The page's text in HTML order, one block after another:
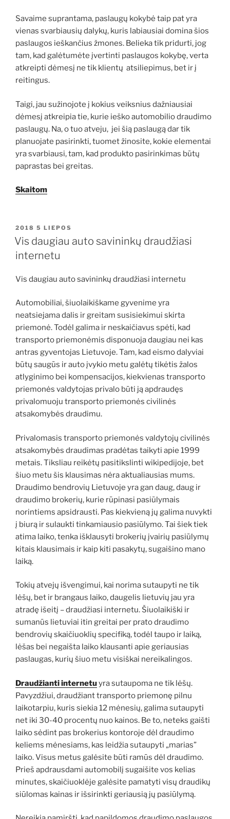
Savaime suprantama, paslaugų kokybė taip pat yra
vienas svarbiausių dalykų, kuris labiausiai domina šios
paslaugos ieškančius žmones. Belieka tik pridurti, jog
tam, kad galėtumėte įvertinti paslaugos kokybę, verta
atkreipti dėmesį ne tik klientų atsiliepimus, bet ir į
reitingus.
Taigi, jau sužinojote į kokius veiksnius dažniausiai
dėmesį atkreipia tie, kurie ieško automobilio draudimo
paslaugų. Na, o tuo atveju, jei šią paslaugą dar tik
planuojate pasirinkti, tuomet žinosite, kokie elementai
yra svarbiausi, tam, kad produkto pasirinkimas būtų
paprastas bei greitas.
Skaitom
PASKELBTA
2018 5 LIEPOS
Vis daugiau auto savininkų draudžiasi
internetu
Vis daugiau auto savininkų draudžiasi internetu
Automobiliai, šiuolaikiškame gyvenime yra
neatsiejama dalis ir greitam susisiekimui skirta
priemonė. Todėl galima ir neskaičiavus spėti, kad
transporto priemonėmis disponuoja daugiau nei kas
antras gyventojas Lietuvoje. Tam, kad eismo dalyviai
būtų saugūs ir auto įvykio metu galėtų tikėtis žalos
atlyginimo bei kompensacijos, kiekvienas transporto
priemonės valdytojas privalo būti ją apdraudęs
privalomuoju transporto priemonės civilinės
atsakomybės draudimu.
Privalomasis transporto priemonės valdytojų civilinės
atsakomybės draudimas pradėtas taikyti apie 1999
metais. Tiksliau reikėtų pasitikslinti wikipedijoje, bet
šiuo metu šis klausimas nėra aktualiausias mums.
Draudimo bendrovių Lietuvoje yra gan daug, daug ir
draudimo brokerių, kurie rūpinasi pasiūlymais
norintiems apsidrausti. Pas kiekvieną jų galima nuvykti
į biurą ir sulaukti tinkamiausio pasiūlymo. Tai šiek tiek
atima laiko, tenka išklausyti brokerių įvairių pasiūlymų
kitais klausimais ir kaip kiti pasakytų, sugaišino mano
laiką.
Tokių atvejų išvengimui, kai norima sutaupyti ne tik
lėšų, bet ir brangaus laiko, daugelis lietuvių jau yra
atradę išeitį – draudžiasi internetu. Šiuolaikiški ir
sumanūs lietuviai itin greitai per prato draudimo
bendrovių skaičiuoklių specifiką, todėl taupo ir laiką,
lėšas bei negaišta laiko klausanti apie geriausias
paslaugas, kurių šiuo metu visiškai nereikalingos.
Draudžianti internetuyra sutaupoma ne tik lėšų.
Pavyzdžiui, draudžiant transporto priemonę pilnu
laikotarpiu, kuris siekia 12 mėnesių, galima sutaupyti
net iki 30-40 procentų nuo kainos. Be to, neteks gaišti
laiko sėdint pas brokerius kontoroje dėl draudimo
keliems mėnesiams, kas leidžia sutaupyti „marias”
laiko. Visus metus galėsite būti ramūs dėl draudimo.
Prieš apdrausdami automobilį sugaišite vos kelias
minutes, skaičiuoklėje galėsite pamatyti visų draudikų
siūlomas kainas ir išsirinkti geriausią jų pasiūlymą.